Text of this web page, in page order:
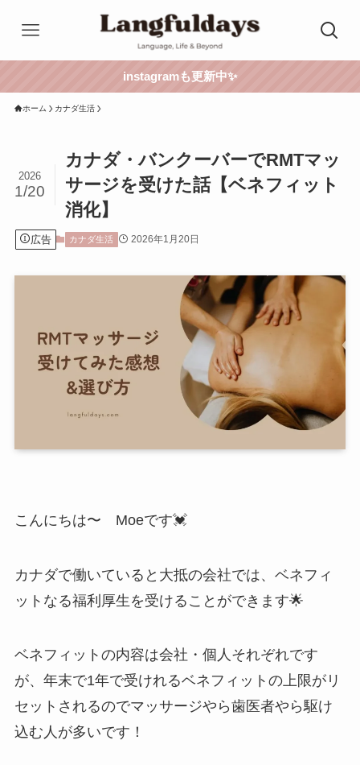
instagramも更新中✨
ホーム カナダ生活
カナダ・バンクーバーでRMTマッ
サージを受けた話【ベネフィット
消化】
2026
1/20
広告 カナダ生活 2026年1月20日
こんにちは〜 Moeです💓
カナダで働いていると大抵の会社では、ベネフィ
ットなる福利厚生を受けることができます🌟
ベネフィットの内容は会社・個人それぞれです
が、年末で1年で受けれるベネフィットの上限がリ
セットされるのでマッサージやら歯医者やら駆け
込む人が多いです！